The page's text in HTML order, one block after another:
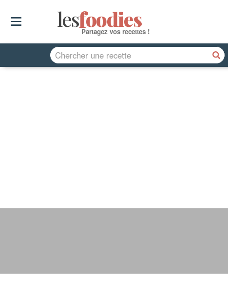
lesfoodies
Partagez vos recettes !